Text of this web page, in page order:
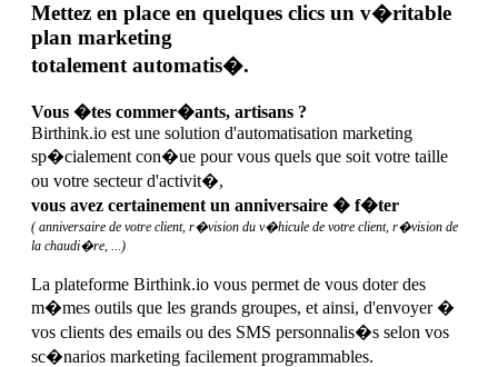
Mettez en place en quelques clics un v�ritable
plan marketing
totalement automatis�.
Vous �tes commer�ants, artisans ?
Birthink.io est une solution d'automatisation marketing
sp�cialement con�ue pour vous quels que soit votre taille
ou votre secteur d'activit�,
vous avez certainement un anniversaire � f�ter
( anniversaire de votre client, r�vision du v�hicule de votre client, r�vision de
la chaudi�re, ...)
La plateforme Birthink.io vous permet de vous doter des
m�mes outils que les grands groupes, et ainsi, d'envoyer �
vos clients des emails ou des SMS personnalis�s selon vos
sc�narios marketing facilement programmables.